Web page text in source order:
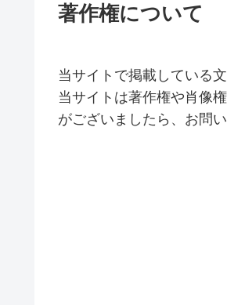
著作権について
当サイトで掲載している
当サイトは著作権や肖像
がございましたら、お問